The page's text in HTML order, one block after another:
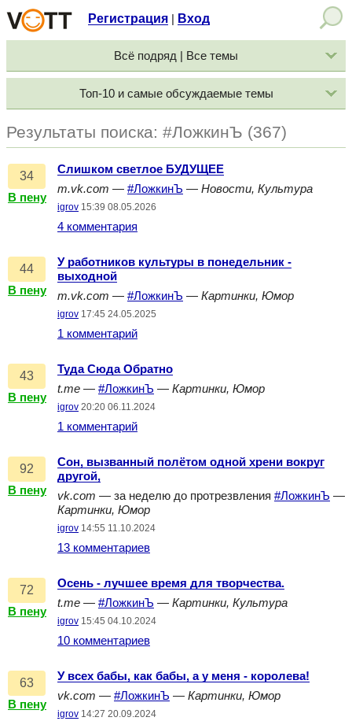
Регистрация Вход
Всё подряд | Все темы
Топ-10 и самые обсуждаемые темы
Результаты поиска: #ЛожкинЪ (367)
34
В пену
Слишком светлое БУДУЩЕЕ
m.vk.com — #ЛожкинЪ — Новости, Культура
igrov 15:39 08.05.2026
4 комментария
44
В пену
У работников культуры в понедельник -
выходной
m.vk.com — #ЛожкинЪ — Картинки, Юмор
igrov 17:45 24.05.2025
1 комментарий
43
В пену
Туда Сюда Обратно
t.me — #ЛожкинЪ — Картинки, Юмор
igrov 20:20 06.11.2024
1 комментарий
92
В пену
Сон, вызванный полётом одной хрени вокруг
другой,
vk.com — за неделю до протрезвления #ЛожкинЪ —
Картинки, Юмор
igrov 14:55 11.10.2024
13 комментариев
72
В пену
Осень - лучшее время для творчества.
t.me — #ЛожкинЪ — Картинки, Культура
igrov 15:45 04.10.2024
10 комментариев
63
В пену
У всех бабы, как бабы, а у меня - королева!
vk.com — #ЛожкинЪ — Картинки, Юмор
igrov 14:27 20.09.2024